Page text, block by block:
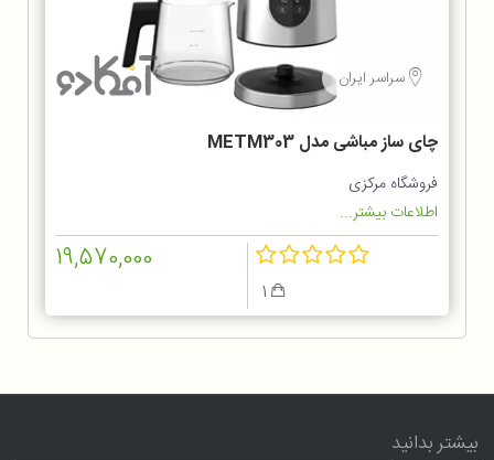
سراسر ایران
چای ساز مباشی مدل METM303
فروشگاه مرکزی
اطلاعات بیشتر...
19,570,000
بیشتر بدانید